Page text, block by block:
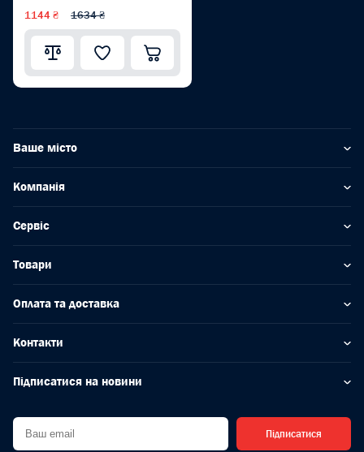
1144 ₴ 1634 ₴
Ваше місто
Компанія
Сервіс
Товари
Оплата та доставка
Контакти
Підписатися на новини
Підписатися